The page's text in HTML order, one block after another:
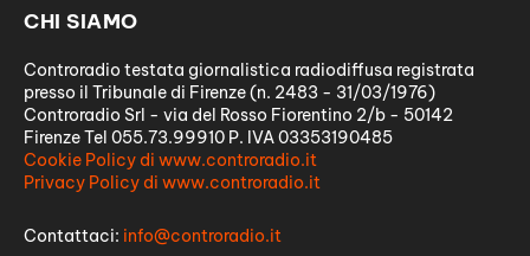
CHI SIAMO
Controradio testata giornalistica radiodiffusa registrata
presso il Tribunale di Firenze (n. 2483 - 31/03/1976)
Controradio Srl - via del Rosso Fiorentino 2/b - 50142
Firenze Tel 055.73.99910 P. IVA 03353190485
Cookie Policy di www.controradio.it
Privacy Policy di www.controradio.it
Contattaci: info@controradio.it